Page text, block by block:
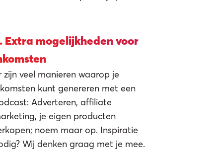
Extra mogelijkheden voor
zijn veel manieren waarop je
kunt genereren met een
Adverteren, affiliate
je eigen producten
noem maar op. Inspiratie
Wij denken graag met je mee.